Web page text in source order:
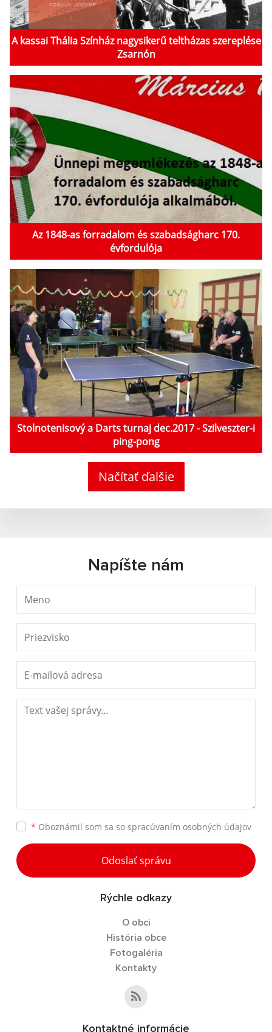
A kassai Thália Színház nagysikerű teltházas szereplése
Zsarnón
Az 1848-as forradalom és szabadságharc 170.
évfordulója
Stolnotenisový a Darts turnaj dec.2017 - Szilveszter-i
ping-pong
Načítať ďalšie
Napíšte nám
* Oboznámil som sa so spracúvaním osobných údajov
Odoslať správu
Rýchle odkazy
O obci
História obce
Fotogaléria
Kontakty
Kontaktné informácie